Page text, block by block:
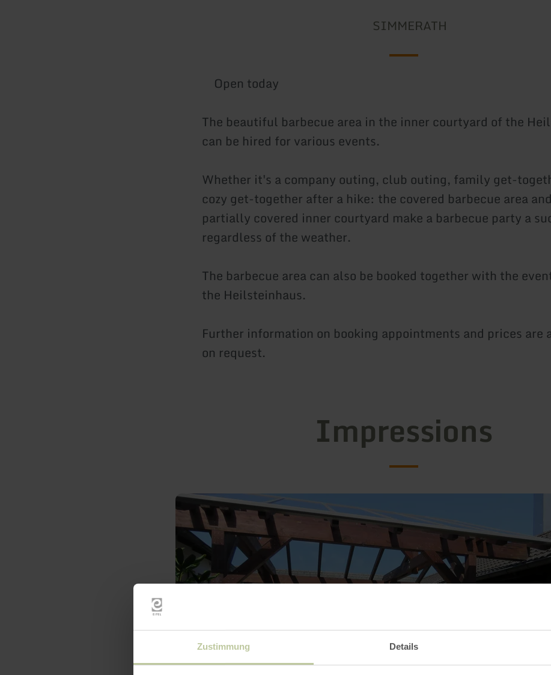
Zustimmung Details
SIMMERATH
Open today
The beautiful barbecue area in the inner courtyard of the
can be hired for various events.
Whether it's a company outing, club outing, family get-
cozy get-together after a hike: the covered barbecue area
partially covered inner courtyard make a barbecue party a
regardless of the weather.
The barbecue area can also be booked together with the
the Heilsteinhaus.
Further information on booking appointments and prices are
on request.
Impressions